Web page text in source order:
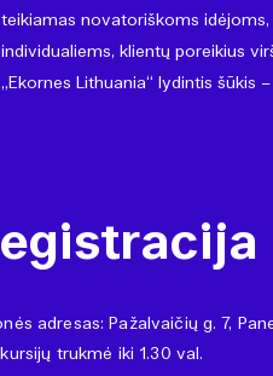
teikiamas novatoriškoms
individualiems, klientų poreikius
„Ekornes Lithuania“ lydintis šūkis
adresas: Pažalvaičių g. 7,
trukmė iki 1.30 val.